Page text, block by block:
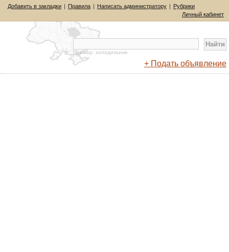
Добавить в закладки | Правила | Написать администратору | Рубрики
Личный кабинет
Пример: холодильник
+ Подать объявление